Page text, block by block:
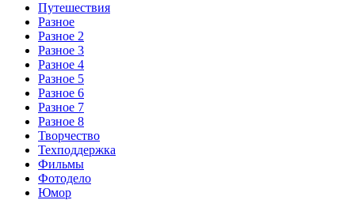
Путешествия
Разное
Разное 2
Разное 3
Разное 4
Разное 5
Разное 6
Разное 7
Разное 8
Творчество
Техподдержка
Фильмы
Фотодело
Юмор